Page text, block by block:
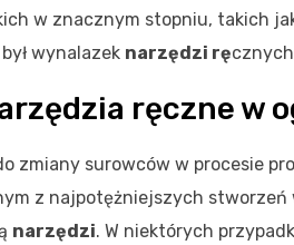
w znacznym stopniu, takich
wynalazek narzędzi rę
ręczne w
zmiany surowców w procesie
z najpotężniejszych
narzędzi. W niektórych